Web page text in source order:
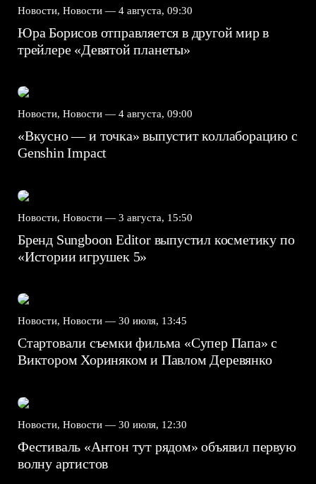
Новости, Новости — 4 августа, 09:30
Юра Борисов отправляется в другой мир в
трейлере «Девятой планеты»
Новости, Новости — 4 августа, 09:00
«Вкусно — и точка» выпустит коллаборацию с
Genshin Impact⁠⁠
Новости, Новости — 3 августа, 15:50
Бренд Sungboon Editor выпустил косметику по
«Истории игрушек 5»
Новости, Новости — 30 июля, 13:45
Стартовали съемки фильма «Супер Папа» с
Виктором Хориняком и Павлом Деревянко
Новости, Новости — 30 июля, 12:30
Фестиваль «Антон тут рядом» объявил первую
волну артистов